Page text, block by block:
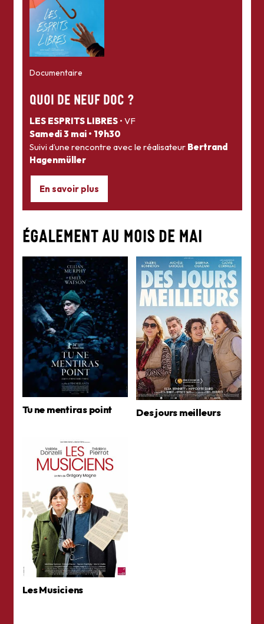
Documentaire
QUOI DE NEUF DOC ?
LES ESPRITS LIBRES • VF
Samedi 3 mai • 19h30
Suivi d’une rencontre avec le réalisateur Bertrand
Hagenmüller
En savoir plus
ÉGALEMENT AU MOIS DE MAI
Tu ne mentiras point Des jours meilleurs
Les Musiciens